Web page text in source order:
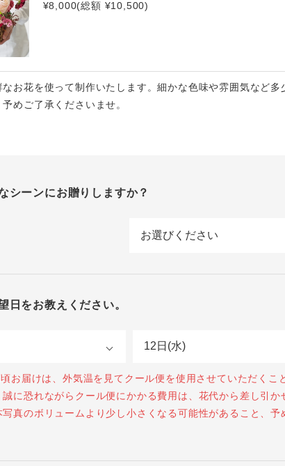
¥8,000(総額 ¥10,500)
お花を使って制作いたします。細かな色味や雰囲気など多
めご了承くださいませ。
シーンにお贈りしますか？
日をお教えください。
お届けは、外気温を見てクール便を使用させていただくこ
誠に恐れながらクール便にかかる費用は、花代から差し引か
写真のボリュームより少し小さくなる可能性があること、予